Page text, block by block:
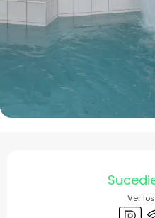
Horarios
Ver